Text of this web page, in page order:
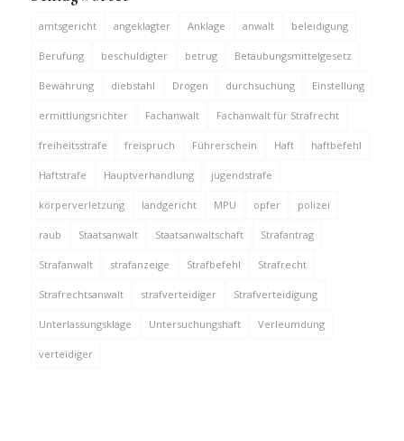
amtsgericht angeklagter Anklage anwalt beleidigung
Berufung beschuldigter betrug Betäubungsmittelgesetz
Bewährung diebstahl Drogen durchsuchung Einstellung
ermittlungsrichter Fachanwalt Fachanwalt für Strafrecht
freiheitsstrafe freispruch Führerschein Haft haftbefehl
Haftstrafe Hauptverhandlung jugendstrafe
körperverletzung landgericht MPU opfer polizei
raub Staatsanwalt Staatsanwaltschaft Strafantrag
Strafanwalt strafanzeige Strafbefehl Strafrecht
Strafrechtsanwalt strafverteidiger Strafverteidigung
Unterlassungsklage Untersuchungshaft Verleumdung
verteidiger